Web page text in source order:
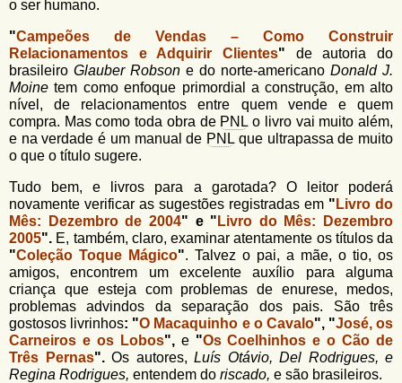
o ser humano.
"Campeões de Vendas – Como Construir
Relacionamentos e Adquirir Clientes" de autoria do
brasileiro Glauber Robson e do norte-americano Donald J.
Moine tem como enfoque primordial a construção, em alto
nível, de relacionamentos entre quem vende e quem
compra. Mas como toda obra de PNL o livro vai muito além,
e na verdade é um manual de PNL que ultrapassa de muito
o que o título sugere.
Tudo bem, e livros para a garotada? O leitor poderá
novamente verificar as sugestões registradas em " Livro do
Mês: Dezembro de 2004" e " Livro do Mês: Dezembro
2005". E, também, claro, examinar atentamente os títulos da
"Coleção Toque Mágico". Talvez o pai, a mãe, o tio, os
amigos, encontrem um excelente auxílio para alguma
criança que esteja com problemas de enurese, medos,
problemas advindos da separação dos pais. São três
gostosos livrinhos: "O Macaquinho e o Cavalo", "José, os
Carneiros e os Lobos", e "Os Coelhinhos e o Cão de
Três Pernas". Os autores, Luís Otávio, Del Rodrigues, e
Regina Rodrigues, entendem do riscado, e são brasileiros.